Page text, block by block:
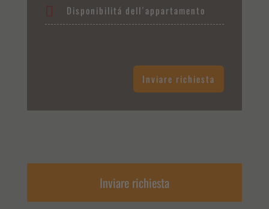
Disponibilitá dell´appartamento
Inviare richiesta
Inviare richiesta